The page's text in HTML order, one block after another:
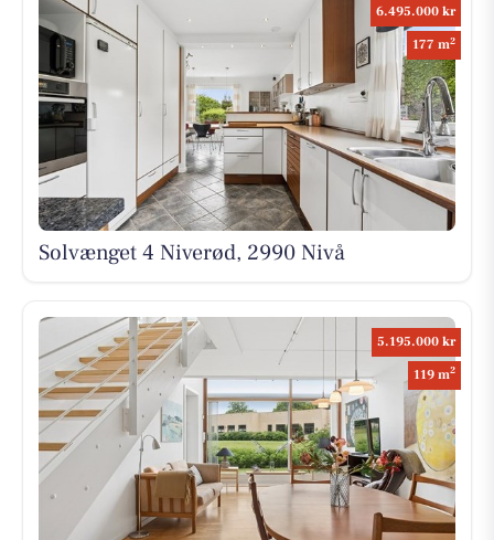
6.495.000 kr
177 m2
Solvænget 4 Niverød, 2990 Nivå
5.195.000 kr
119 m2